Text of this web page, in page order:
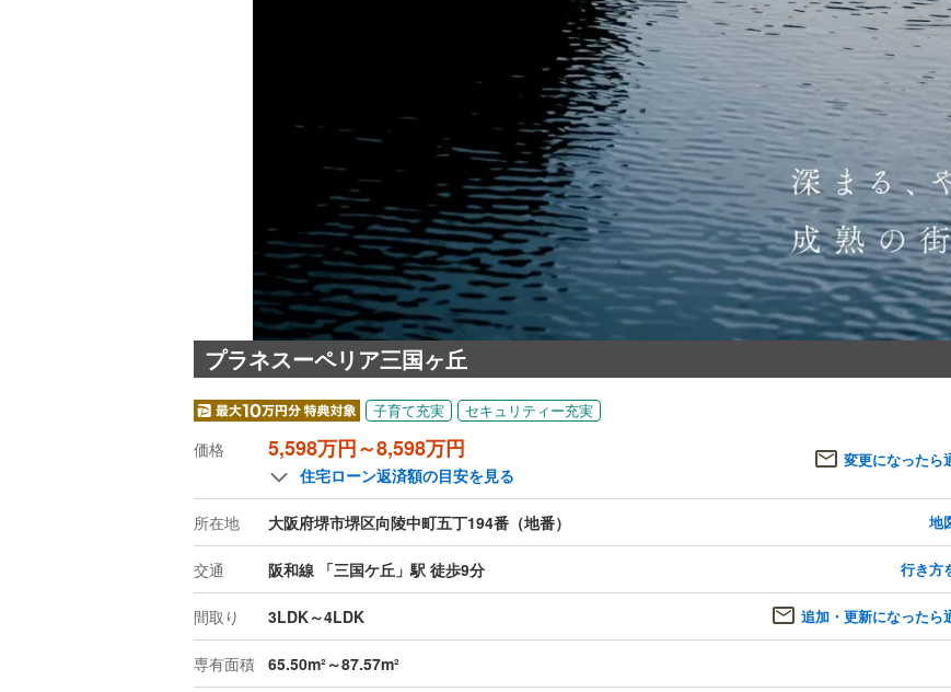
プラネスーペリア三国ヶ丘
子育て充実 セキュリティー充実
価格 5,598万円～8,598万円
住宅ローン返済額の目安を見る
変更になったら
所在地 大阪府堺市堺区向陵中町五丁194番（地番） 地
交通 阪和線 「三国ケ丘」駅 徒歩9分 行き方
間取り 3LDK～4LDK 追加・更新になったら
専有面積 65.50m²～87.57m²